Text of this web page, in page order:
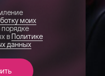
моих
порядке
вПолитике
данных